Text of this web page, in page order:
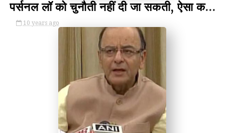
पर्सनल लॉ को चुनौती नहीं दी जा सकती, ऐसा करना संविधान के खिलाफ - Triple Talaq Supreme Court Cant Interfere
10 years ago
by Unknown